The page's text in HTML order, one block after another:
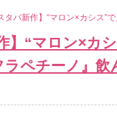
タバ新作】“マロン×カシス”
】“マロン×カ
ペチーノ』飲